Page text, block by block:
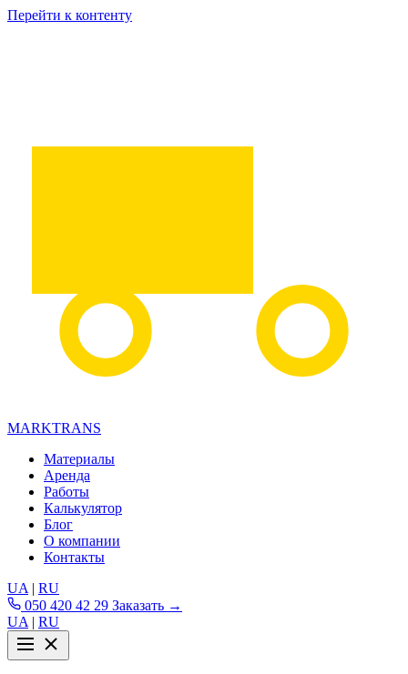
Перейти к контенту
MARKTRANS
Материалы
Аренда
Работы
Калькулятор
Блог
О компании
Контакты
UA | RU
050 420 42 29 Заказать →
UA | RU